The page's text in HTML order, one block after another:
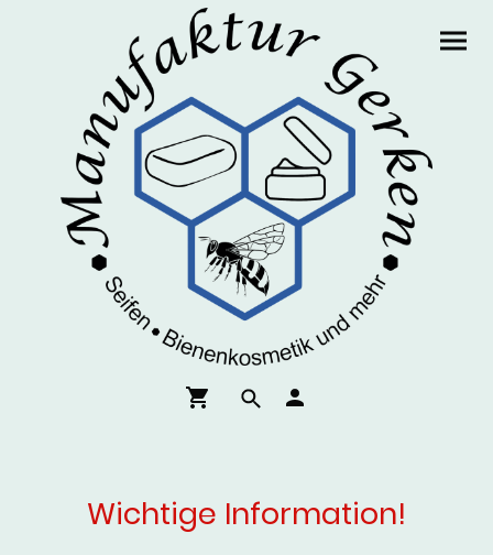
Wichtige Information!